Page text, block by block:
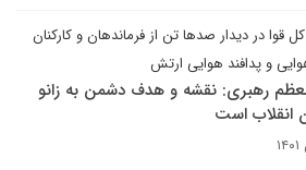
کل قوا در دیدار صدها تن از فرماندهان و کارکنان
و پدافند هوایی ارتش
رهبری: نقشه و هدف دشمن به زانو
انقلاب است